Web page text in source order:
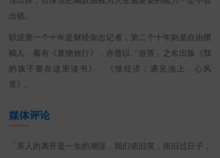
出错。
职涯第一个十年是财经杂志记者，第二个十年则是自由撰
稿人。着有《废物旅行》，亦曾以「游苔」之名出版《我
的孩子要在这里读书》、《慢经济：遇见池上．心风
景》。
媒体评论
「亲人的离开是一生的潮湿，我们依旧笑，依旧过日子，